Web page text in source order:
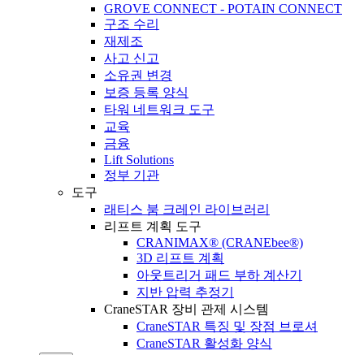
GROVE CONNECT - POTAIN CONNECT
구조 수리
재제조
사고 신고
소유권 변경
보증 등록 양식
타워 네트워크 도구
교육
금융
Lift Solutions
정부 기관
도구
래티스 붐 크레인 라이브러리
리프트 계획 도구
CRANIMAX® (CRANEbee®)
3D 리프트 계획
아웃트리거 패드 부하 계산기
지반 압력 추정기
CraneSTAR 장비 관제 시스템
CraneSTAR 특징 및 장점 브로셔
CraneSTAR 활성화 양식